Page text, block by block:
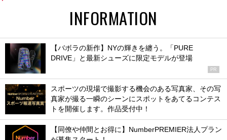
INFORMATION
【バボラの新作】NYの輝きを纏う。「PURE
DRIVE」と最新シューズに限定モデルが登場
PR
スポーツの現場で撮影する機会のある写真家、その写
真家が撮る一瞬のシーンにスポットをあてるコンテス
トを開催します。作品受付中！
【同僚や仲間とお得に】NumberPREMIER法人プラン